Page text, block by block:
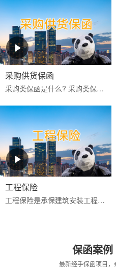
采购供货保函
采购类保函是什么? 采购类保函一般在采购供货项目中出现得比较多，通常有投标保函、履约保函、预付款保函、质量保修保函等。 采购类保函的做用 采购类保函主要保证业主方的...
工程保险
工程保险是承保建筑安装工程期间一切意外物质损失和对第三人经济赔偿责任的保险。包括建筑工程一切险与安装工程一切险,属综合性保险。保险标的为工程项目主体、工程用的机械...
保函案例
最新经手保函项目